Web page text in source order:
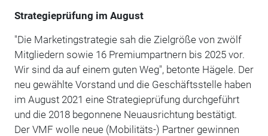
Strategieprüfung im August
"Die Marketingstrategie sah die Zielgröße von zwölf
Mitgliedern sowie 16 Premiumpartnern bis 2025 vor.
Wir sind da auf einem guten Weg", betonte Hägele. Der
neu gewählte Vorstand und die Geschäftsstelle haben
im August 2021 eine Strategieprüfung durchgeführt
und die 2018 begonnene Neuausrichtung bestätigt.
Der VMF wolle neue (Mobilitäts-) Partner gewinnen